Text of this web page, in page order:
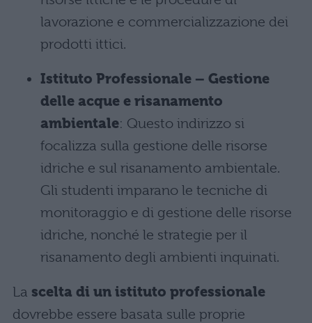
lavorazione e commercializzazione dei
prodotti ittici.
Istituto Professionale – Gestione
delle acque e risanamento
ambientale: Questo indirizzo si
focalizza sulla gestione delle risorse
idriche e sul risanamento ambientale.
Gli studenti imparano le tecniche di
monitoraggio e di gestione delle risorse
idriche, nonché le strategie per il
risanamento degli ambienti inquinati.
La scelta di un istituto professionale
dovrebbe essere basata sulle proprie